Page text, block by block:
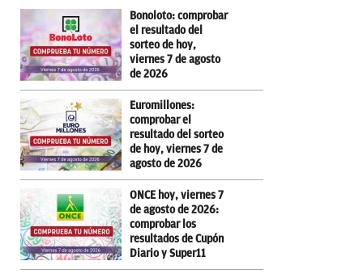
Bonoloto: comprobar
el resultado del
sorteo de hoy,
viernes 7 de agosto
de 2026
Euromillones:
comprobar el
resultado del sorteo
de hoy, viernes 7 de
agosto de 2026
ONCE hoy, viernes 7
de agosto de 2026:
comprobar los
resultados de Cupón
Diario y Super11